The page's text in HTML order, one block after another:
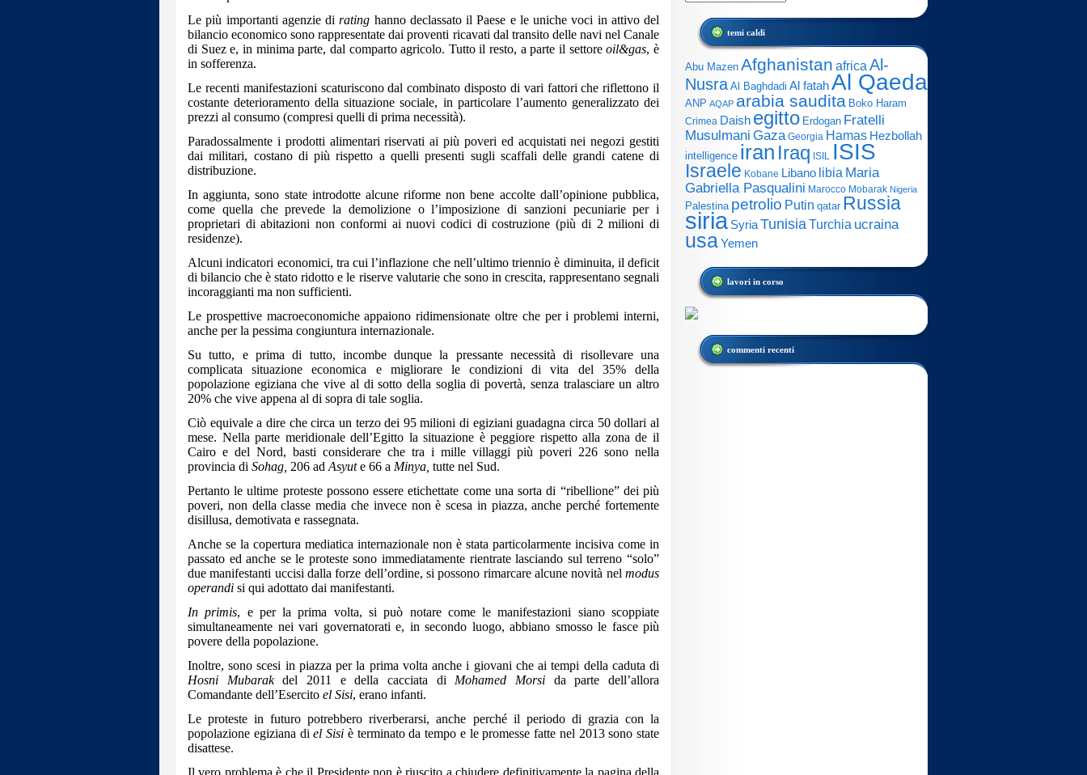
Le più importanti agenzie dirating hanno declassato il Paese e le uniche voci in attivo del
bilancio economico sono rappresentate dai proventi ricavati dal transito delle navi nel Canale
di Suez e, in minima parte, dal comparto agricolo. Tutto il resto, a parte il settoreoil&gas, è
in sofferenza.
Le recenti manifestazioni scaturiscono dal combinato disposto di vari fattori che riflettono il
costante deterioramento della situazione sociale, in particolare l’aumento generalizzato dei
prezzi al consumo (compresi quelli di prima necessità).
Paradossalmente i prodotti alimentari riservati ai più poveri ed acquistati nei negozi gestiti
dai militari, costano di più rispetto a quelli presenti sugli scaffali delle grandi catene di
distribuzione.
In aggiunta, sono state introdotte alcune riforme non bene accolte dall’opinione pubblica,
come quella che prevede la demolizione o l’imposizione di sanzioni pecuniarie per i
proprietari di abitazioni non conformi ai nuovi codici di costruzione (più di 2 milioni di
residenze).
Alcuni indicatori economici, tra cui l’inflazione che nell’ultimo triennio è diminuita, il deficit
di bilancio che è stato ridotto e le riserve valutarie che sono in crescita, rappresentano segnali
incoraggianti ma non sufficienti.
Le prospettive macroeconomiche appaiono ridimensionate oltre che per i problemi interni,
anche per la pessima congiuntura internazionale.
Su tutto, e prima di tutto, incombe dunque la pressante necessità di risollevare una
complicata situazione economica e migliorare le condizioni di vita del 35% della
popolazione egiziana che vive al di sotto della soglia di povertà, senza tralasciare un altro
20% che vive appena al di sopra di tale soglia.
Ciò equivale a dire che circa un terzo dei 95 milioni di egiziani guadagna circa 50 dollari al
mese. Nella parte meridionale dell’Egitto la situazione è peggiore rispetto alla zona de il
Cairo e del Nord, basti considerare che tra i mille villaggi più poveri 226 sono nella
provincia di Sohag, 206 ad Asyute 66 a Minya, tutte nel Sud.
Pertanto le ultime proteste possono essere etichettate come una sorta di “ribellione” dei più
poveri, non della classe media che invece non è scesa in piazza, anche perché fortemente
disillusa, demotivata e rassegnata.
Anche se la copertura mediatica internazionale non è stata particolarmente incisiva come in
passato ed anche se le proteste sono immediatamente rientrate lasciando sul terreno “solo”
due manifestanti uccisi dalla forze dell’ordine, si possono rimarcare alcune novità nel modus
operandi si qui adottato dai manifestanti.
In primis, e per la prima volta, si può notare come le manifestazioni siano scoppiate
simultaneamente nei vari governatorati e, in secondo luogo, abbiano smosso le fasce più
povere della popolazione.
Inoltre, sono scesi in piazza per la prima volta anche i giovani che ai tempi della caduta di
Hosni Mubarakdel 2011 e della cacciata di Mohamed Morsi da parte dell’allora
Comandante dell’Esercito el Sisi, erano infanti.
Le proteste in futuro potrebbero riverberarsi, anche perché il periodo di grazia con la
popolazione egiziana diel Sisi è terminato da tempo e le promesse fatte nel 2013 sono state
disattese.
Il vero problema è che il Presidente non è riuscito a chiudere definitivamente la pagina della
temi caldi
Abu Mazen Afghanistan africa Al-
Nusra Al Baghdadi Al fatahAl Qaeda
ANP AQAP arabia saudita Boko Haram
Crimea Daish egitto Erdogan Fratelli
Musulmani Gaza Georgia Hamas Hezbollah
intelligence iran Iraq ISIL ISIS
Israele Kobane Libano libia Maria
Gabriella Pasqualini Marocco Mobarak Nigeria
Palestina petrolio Putin qatar Russia
siria SyriaTunisiaTurchia ucraina
usaYemen
lavori in corso
commenti recenti